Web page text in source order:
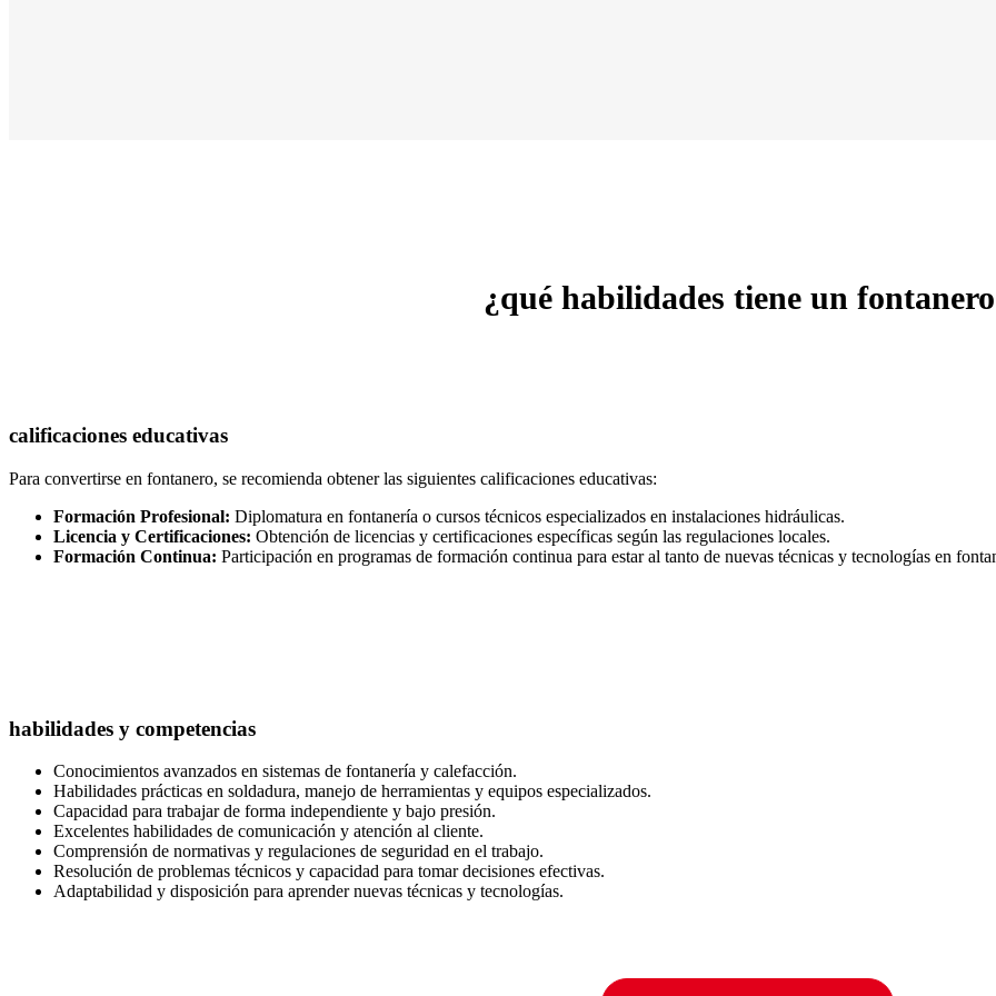
¿qué habilidades tiene un
calificaciones educativas
Para convertirse en fontanero, se recomienda obtener las siguientes calificaciones educativas:
Formación Profesional: Diplomatura en fontanería o cursos técnicos especializados en instalaciones hidráulicas.
Licencia y Certificaciones: Obtención de licencias y certificaciones específicas según las regulaciones locales.
Formación Continua: Participación en programas de formación continua para estar al tanto de nuevas técnicas y tecnologías en
habilidades y competencias
Conocimientos avanzados en sistemas de fontanería y calefacción.
Habilidades prácticas en soldadura, manejo de herramientas y equipos especializados.
Capacidad para trabajar de forma independiente y bajo presión.
Excelentes habilidades de comunicación y atención al cliente.
Comprensión de normativas y regulaciones de seguridad en el trabajo.
Resolución de problemas técnicos y capacidad para tomar decisiones efectivas.
Adaptabilidad y disposición para aprender nuevas técnicas y tecnologías.